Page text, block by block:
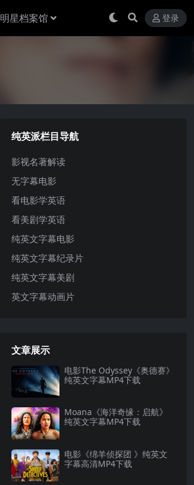
明星档案馆 登录
纯英派栏目导航
影视名著解读
无字幕电影
看电影学英语
看美剧学英语
纯英文字幕电影
纯英文字幕纪录片
纯英文字幕美剧
英文字幕动画片
文章展示
电影The Odyssey《奥德赛》
纯英文字幕MP4下载
Moana《海洋奇缘：启航》
纯英文字幕MP4下载
电影《绵羊侦探团 》纯英文
字幕高清MP4下载